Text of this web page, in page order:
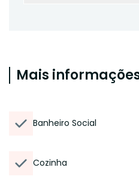
Mais
Banheiro Social
Cozinha